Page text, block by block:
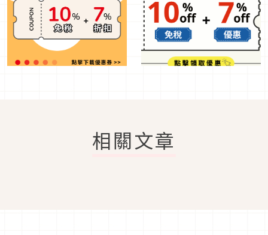
相關文章